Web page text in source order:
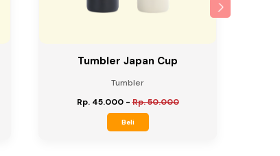
Tumbler Japan Cup
Tumbler
Rp. 45.000-Rp. 50.000
Beli